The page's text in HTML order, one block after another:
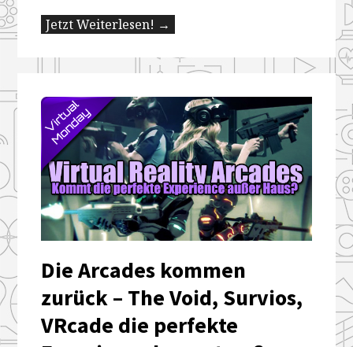
Jetzt Weiterlesen! →
Die Arcades kommen
zurück – The Void, Survios,
VRcade die perfekte